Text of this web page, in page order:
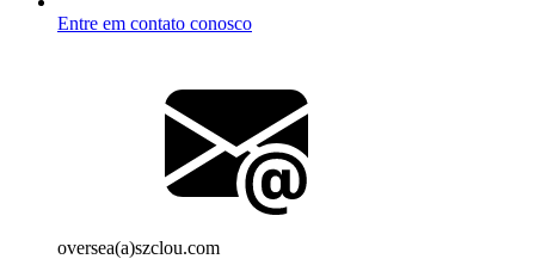
Entre em contato conosco
oversea(a)szclou.com